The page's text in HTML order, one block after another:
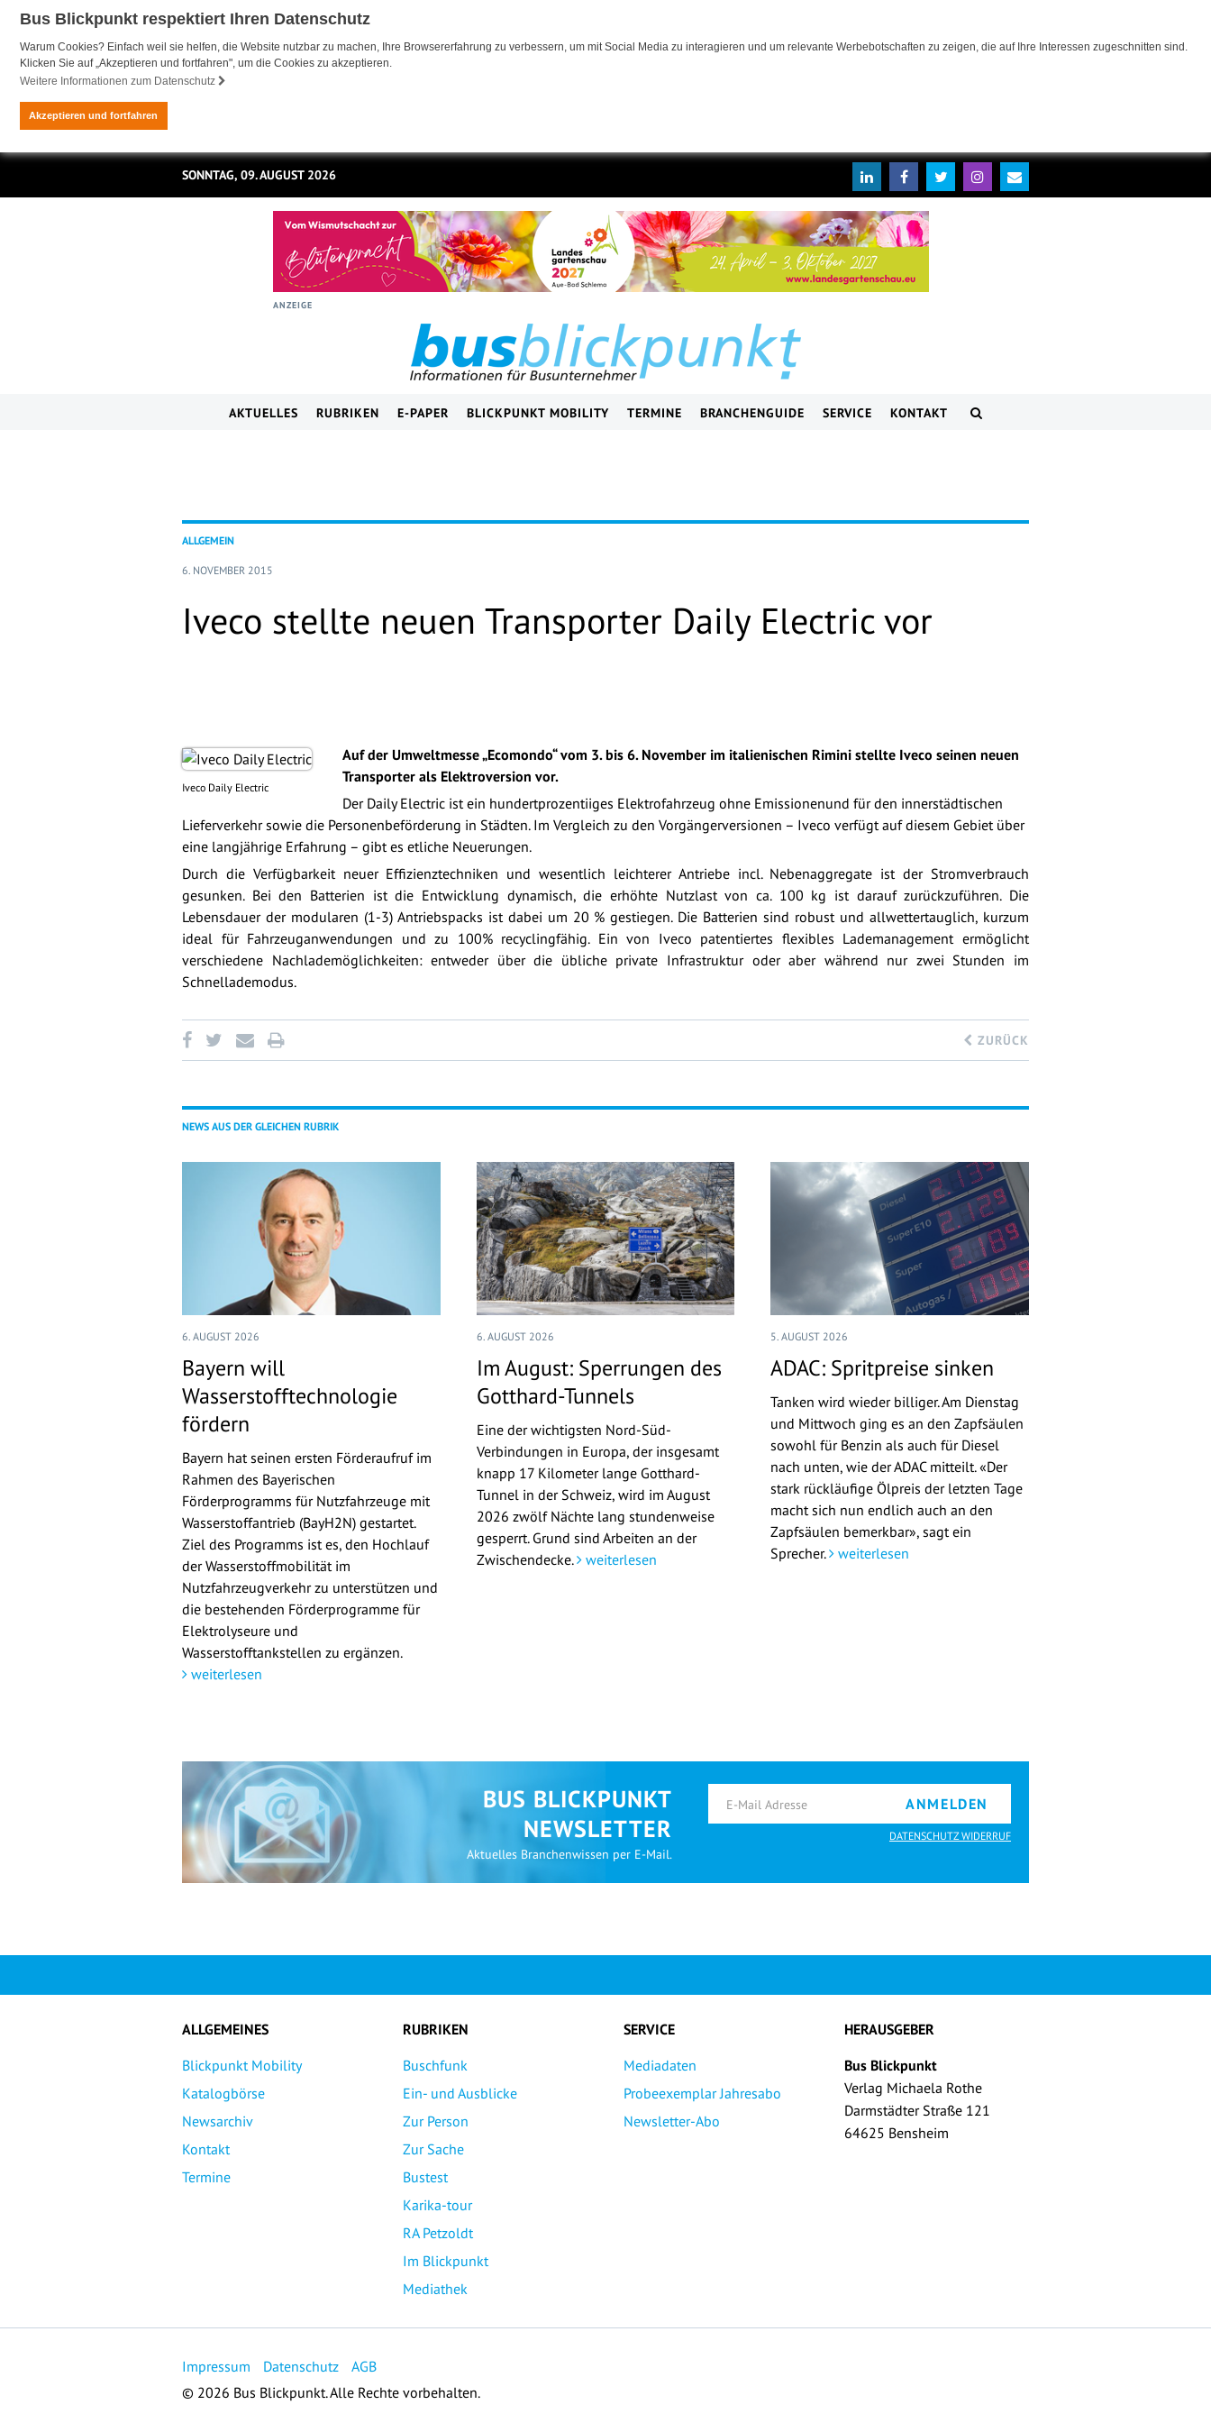
Bus Blickpunkt respektiert Ihren Datenschutz
Warum Cookies? Einfach weil sie helfen, die Website nutzbar zu machen, Ihre Browsererfahrung zu verbessern, um mit Social Media zu interagieren und um relevante Werbebotschaften zu zeigen, die auf Ihre Interessen zugeschnitten sind.
Klicken Sie auf „Akzeptieren und fortfahren", um die Cookies zu akzeptieren.
Weitere Informationen zum Datenschutz
Akzeptieren und fortfahren
SONNTAG, 09. AUGUST 2026
ANZEIGE
AKTUELLES RUBRIKEN E-PAPER BLICKPUNKT MOBILITY TERMINE BRANCHENGUIDE SERVICE KONTAKT
ALLGEMEIN
6. NOVEMBER 2015
Iveco stellte neuen Transporter Daily Electric vor
Iveco Daily Electric
Auf der Umweltmesse „Ecomondo“ vom 3. bis 6. November im italienischen Rimini stellte Iveco seinen neuen
Transporter als Elektroversion vor.
Der Daily Electric ist ein hundertprozentiiges Elektrofahrzeug ohne Emissionenund für den innerstädtischen
Lieferverkehr sowie die Personenbeförderung in Städten. Im Vergleich zu den Vorgängerversionen – Iveco verfügt auf diesem Gebiet über
eine langjährige Erfahrung – gibt es etliche Neuerungen.
Durch die Verfügbarkeit neuer Effizienztechniken und wesentlich leichterer Antriebe incl. Nebenaggregate ist der Stromverbrauch
gesunken. Bei den Batterien ist die Entwicklung dynamisch, die erhöhte Nutzlast von ca. 100 kg ist darauf zurückzuführen. Die
Lebensdauer der modularen (1-3) Antriebspacks ist dabei um 20 % gestiegen. Die Batterien sind robust und allwettertauglich, kurzum
ideal für Fahrzeuganwendungen und zu 100% recyclingfähig. Ein von Iveco patentiertes flexibles Lademanagement ermöglicht
verschiedene Nachlademöglichkeiten: entweder über die übliche private Infrastruktur oder aber während nur zwei Stunden im
Schnellademodus.
ZURÜCK
NEWS AUS DER GLEICHEN RUBRIK
6. AUGUST 2026
Bayern will
Wasserstofftechnologie
fördern
Bayern hat seinen ersten Förderaufruf im
Rahmen des Bayerischen
Förderprogramms für Nutzfahrzeuge mit
Wasserstoffantrieb (BayH2N) gestartet.
Ziel des Programms ist es, den Hochlauf
der Wasserstoffmobilität im
Nutzfahrzeugverkehr zu unterstützen und
die bestehenden Förderprogramme für
Elektrolyseure und
Wasserstofftankstellen zu ergänzen.
weiterlesen
6. AUGUST 2026
Im August: Sperrungen des
Gotthard-Tunnels
Eine der wichtigsten Nord-Süd-
Verbindungen in Europa, der insgesamt
knapp 17 Kilometer lange Gotthard-
Tunnel in der Schweiz, wird im August
2026 zwölf Nächte lang stundenweise
gesperrt. Grund sind Arbeiten an der
Zwischendecke. weiterlesen
5. AUGUST 2026
ADAC: Spritpreise sinken
Tanken wird wieder billiger. Am Dienstag
und Mittwoch ging es an den Zapfsäulen
sowohl für Benzin als auch für Diesel
nach unten, wie der ADAC mitteilt. «Der
stark rückläufige Ölpreis der letzten Tage
macht sich nun endlich auch an den
Zapfsäulen bemerkbar», sagt ein
Sprecher. weiterlesen
BUS BLICKPUNKT
NEWSLETTER
Aktuelles Branchenwissen per E-Mail.
ANMELDEN
DATENSCHUTZ WIDERRUF
ALLGEMEINES
Blickpunkt Mobility
Katalogbörse
Newsarchiv
Kontakt
Termine
RUBRIKEN
Buschfunk
Ein- und Ausblicke
Zur Person
Zur Sache
Bustest
Karika-tour
RA Petzoldt
Im Blickpunkt
Mediathek
SERVICE
Mediadaten
Probeexemplar Jahresabo
Newsletter-Abo
HERAUSGEBER
Bus Blickpunkt
Verlag Michaela Rothe
Darmstädter Straße 121
64625 Bensheim
Impressum Datenschutz
AGB
© 2026 Bus Blickpunkt. Alle Rechte vorbehalten.